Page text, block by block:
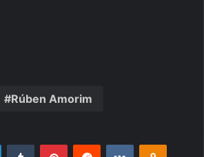
Rúben Amorim
LinkedinTumblr PinterestReddit VK OK